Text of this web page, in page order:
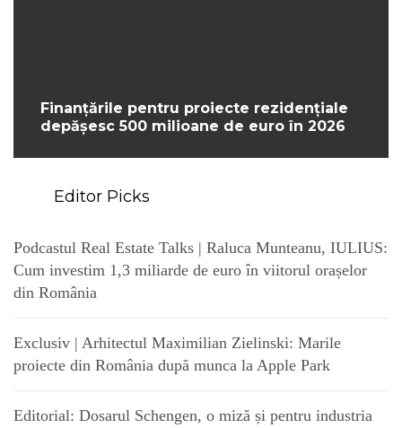
Finanțările pentru proiecte rezidențiale
depășesc 500 milioane de euro în 2026
Editor Picks
Podcastul Real Estate Talks | Raluca Munteanu, IULIUS:
Cum investim 1,3 miliarde de euro în viitorul orașelor
din România
Exclusiv | Arhitectul Maximilian Zielinski: Marile
proiecte din România după munca la Apple Park
Editorial: Dosarul Schengen, o miză și pentru industria